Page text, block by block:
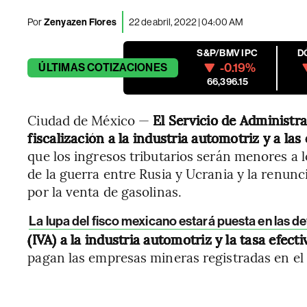
PorZenyazen Flores 22 de abril, 2022 | 04:00 AM
ÚLTIMASCOTIZACIONES
S&P/BMV IPC
-0.19%
66,396.15
Ciudad de México — El Servicio de
fiscalización a la industria automotriz y a las
que los ingresos tributarios serán menores
de la guerra entre Rusia y Ucrania y la
por la venta de gasolinas.
La lupa del fisco mexicano estará puesta en las
(IVA) a la industria automotriz y la tasa
pagan las empresas mineras registradas en